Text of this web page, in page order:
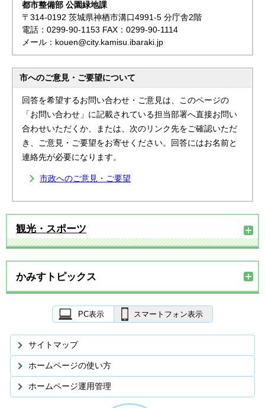
都市整備部 公園緑地課
〒314-0192 茨城県神栖市溝口4991-5 分庁舎2階
電話：0299-90-1153 FAX：0299-90-1114
メール：kouen@city.kamisu.ibaraki.jp
市へのご意見・ご要望について
回答を希望するお問い合わせ・ご意見は、このページの
「お問い合わせ」に記載されている担当部署へ直接お問い
合わせいただくか、または、次のリンク先をご確認いただ
き、ご意見・ご要望をお寄せください。回答にはお名前と
連絡先が必要になります。
市政へのご意見・ご要望
観光・スポーツ
かみすトピックス
PC表示 スマートフォン表示
サイトマップ
ホームページの使い方
ホームページ運用管理